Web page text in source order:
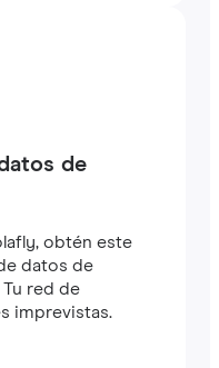
de
obtén este
datos de
red de
imprevistas.